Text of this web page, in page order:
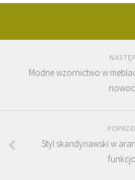
Modne wzornictwo w
Styl skandynawski w